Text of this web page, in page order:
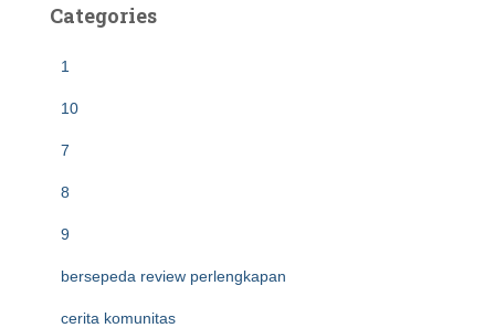
Categories
1
10
7
8
9
bersepeda review perlengkapan
cerita komunitas